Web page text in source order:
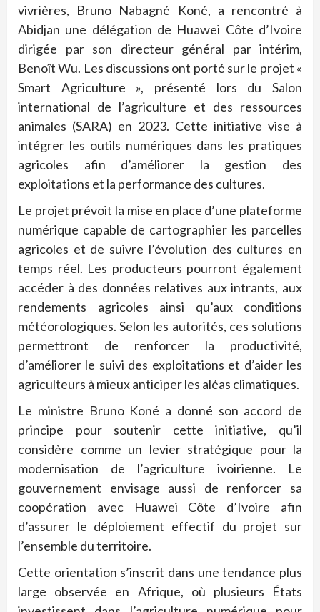
vivrières, Bruno Nabagné Koné, a rencontré à
Abidjan une délégation de Huawei Côte d’Ivoire
dirigée par son directeur général par intérim,
Benoît Wu. Les discussions ont porté sur le projet «
Smart Agriculture », présenté lors du Salon
international de l’agriculture et des ressources
animales (SARA) en 2023. Cette initiative vise à
intégrer les outils numériques dans les pratiques
agricoles afin d’améliorer la gestion des
exploitations et la performance des cultures.
Le projet prévoit la mise en place d’une plateforme
numérique capable de cartographier les parcelles
agricoles et de suivre l’évolution des cultures en
temps réel. Les producteurs pourront également
accéder à des données relatives aux intrants, aux
rendements agricoles ainsi qu’aux conditions
météorologiques. Selon les autorités, ces solutions
permettront de renforcer la productivité,
d’améliorer le suivi des exploitations et d’aider les
agriculteurs à mieux anticiper les aléas climatiques.
Le ministre Bruno Koné a donné son accord de
principe pour soutenir cette initiative, qu’il
considère comme un levier stratégique pour la
modernisation de l’agriculture ivoirienne. Le
gouvernement envisage aussi de renforcer sa
coopération avec Huawei Côte d’Ivoire afin
d’assurer le déploiement effectif du projet sur
l’ensemble du territoire.
Cette orientation s’inscrit dans une tendance plus
large observée en Afrique, où plusieurs États